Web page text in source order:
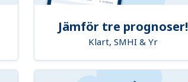
Jämför tre prognoser!
Klart, SMHI & Yr